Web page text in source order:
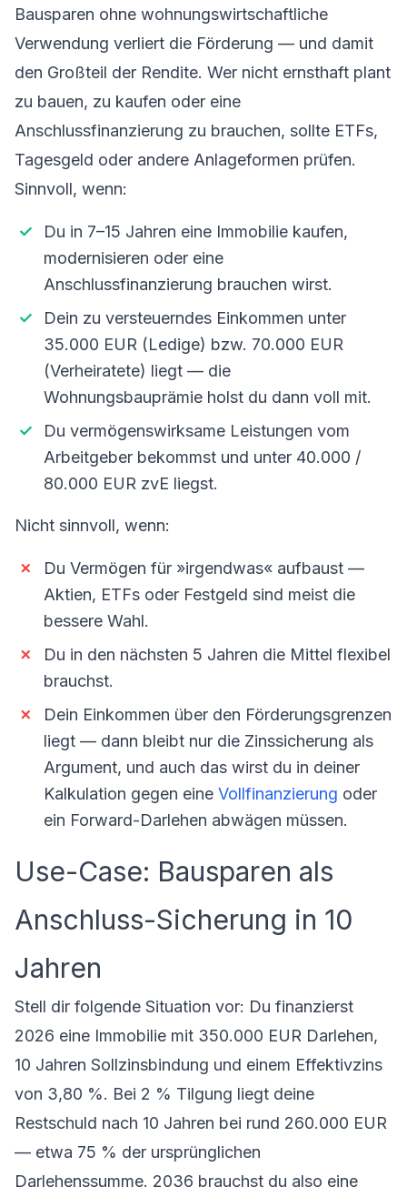
Bausparen ohne wohnungswirtschaftliche
Verwendung verliert die Förderung — und damit
den Großteil der Rendite. Wer nicht ernsthaft plant
zu bauen, zu kaufen oder eine
Anschlussfinanzierung zu brauchen, sollte ETFs,
Tagesgeld oder andere Anlageformen prüfen.
Sinnvoll, wenn:
Du in 7–15 Jahren eine Immobilie kaufen,
modernisieren oder eine
Anschlussfinanzierung brauchen wirst.
Dein zu versteuerndes Einkommen unter
35.000 EUR (Ledige) bzw. 70.000 EUR
(Verheiratete) liegt — die
Wohnungsbauprämie holst du dann voll mit.
Du vermögenswirksame Leistungen vom
Arbeitgeber bekommst und unter 40.000 /
80.000 EUR zvE liegst.
Nicht sinnvoll, wenn:
Du Vermögen für »irgendwas« aufbaust —
Aktien, ETFs oder Festgeld sind meist die
bessere Wahl.
Du in den nächsten 5 Jahren die Mittel flexibel
brauchst.
Dein Einkommen über den Förderungsgrenzen
liegt — dann bleibt nur die Zinssicherung als
Argument, und auch das wirst du in deiner
Kalkulation gegen eine Vollfinanzierung oder
ein Forward-Darlehen abwägen müssen.
Use-Case: Bausparen als
Anschluss-Sicherung in 10
Jahren
Stell dir folgende Situation vor: Du finanzierst
2026 eine Immobilie mit 350.000 EUR Darlehen,
10 Jahren Sollzinsbindung und einem Effektivzins
von 3,80 %. Bei 2 % Tilgung liegt deine
Restschuld nach 10 Jahren bei rund 260.000 EUR
— etwa 75 % der ursprünglichen
Darlehenssumme. 2036 brauchst du also eine